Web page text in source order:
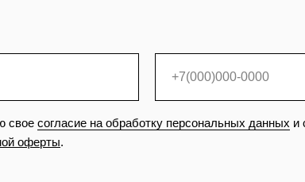
свое согласие на обработку персональных данных и
оферты.